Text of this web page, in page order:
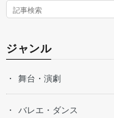
ジャンル
舞台・演劇
バレエ・ダンス